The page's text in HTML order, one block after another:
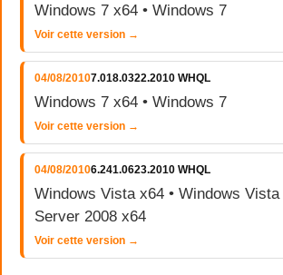
Windows 7 x64 • Windows 7
Voir cette version →
04/08/20107.018.0322.2010 WHQL
Windows 7 x64 • Windows 7
Voir cette version →
04/08/20106.241.0623.2010 WHQL
Windows Vista x64 • Windows
Server 2008 x64
Voir cette version →